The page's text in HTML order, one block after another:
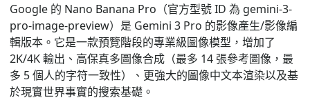
Google 的 Nano Banana Pro（官方型號 ID 為 gemini-3-
pro-image-preview）是 Gemini 3 Pro 的影像產生/影像編
輯版本。它是一款預覽階段的專業級圖像模型，增加了
2K/4K 輸出、高保真多圖像合成（最多 14 張參考圖像，最
多 5 個人的字符一致性）、更強大的圖像中文本渲染以及基
於現實世界事實的搜索基礎。